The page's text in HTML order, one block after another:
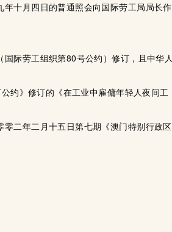
十月四日的普通照会向国际劳工局局长作
际劳工组织第80号公约）修订，且中华人
约》修订的《在工业中雇傭年轻人夜间工
二年二月十五日第七期《澳门特别行政区